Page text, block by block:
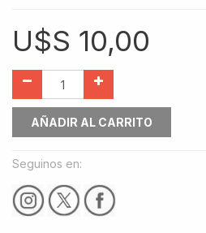
U$S 10,00
AÑADIR AL CARRITO
Seguinos en: